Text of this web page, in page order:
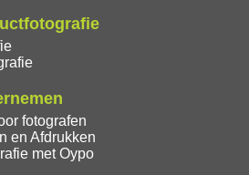
fotografen
en Afdrukken
met Oypo